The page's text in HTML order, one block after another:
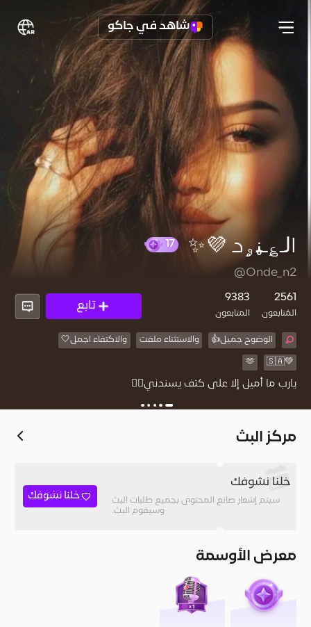
شاهد في جاكو
اڶـ؏ـڼۄد َ💜✨
@Onde_n2
2561
المُتابعون
9383
المتابعون
تابع
‏الوضوح جميل👍 والاستثناء ملفت والاكتفاء اجمل🤍
💚🇸🇦
🫶
‏يارب ما أميل إلا على كتف يسندني🧚‍♂️
مركز البث
خلنا نشوفك
سيتم إشعار صانع المحتوى بجميع طلبات البث
وسيقوم البث.
خلنا نشوفك
معرض الأوسمة